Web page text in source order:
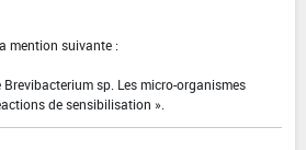
mention suivante :
sp. Les micro-organismes
de sensibilisation ».